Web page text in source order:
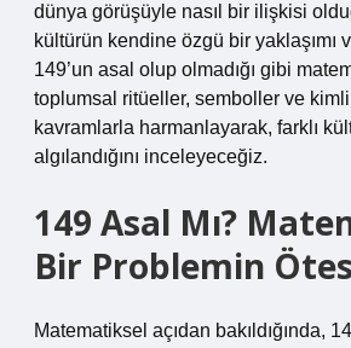
dünya görüşüyle nasıl bir ilişkisi
kültürün kendine özgü bir yaklaşımı
149’un asal olup olmadığı gibi
toplumsal ritüeller, semboller ve
kavramlarla harmanlayarak, farklı
algılandığını inceleyeceğiz.
149 Asal Mı?
Bir Problemin
Matematiksel açıdan bakıldığında,